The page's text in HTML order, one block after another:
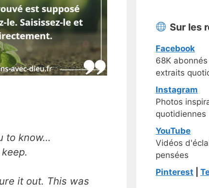
to know…
it out. This was
Sur les
Facebook
68K
extraits
Instagram
Photos
quotidiennes
YouTube
Vidéos
pensées
Pinterest